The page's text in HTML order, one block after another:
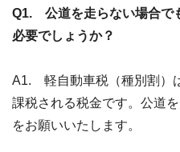
Q1. 公道を走らない場合で
必要でしょうか？
A1. 軽自動車税（種別割）
課税される税金です。公道
をお願いいたします。